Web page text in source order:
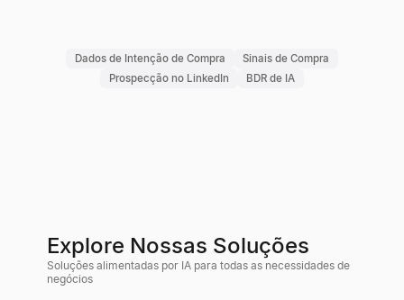
Dados de Intenção de Compra
Sinais de Compra
Prospecção no LinkedIn
BDR de IA
Explore Nossas Soluções
Soluções alimentadas por IA para todas as necessidades de
negócios